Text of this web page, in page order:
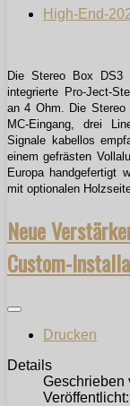
High-End-
Die Stereo Box DS3
integrierte Pro-Ject-
an 4 Ohm. Die Stereo
MC-Eingang, drei
Signale kabellos
einem gefrästen
Europa handgefertigt
mit optionalen
Neue
Custom-
Drucken
Details
Geschrieben